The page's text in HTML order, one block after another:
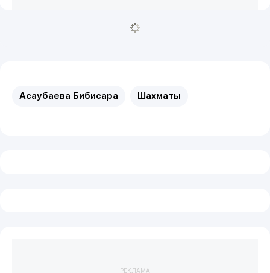
Асаубаева Бибисара Шахматы
РЕКЛАМА